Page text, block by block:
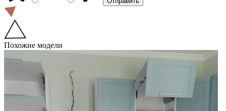
Похожие модели